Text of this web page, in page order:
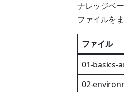
ナレッジベ
ファイルを
ファイル
01-basics-
02-